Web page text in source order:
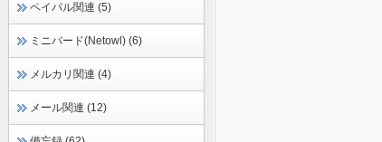
ペイパル関連 (5)
ミニバード(Netowl) (6)
メルカリ関連 (4)
メール関連 (12)